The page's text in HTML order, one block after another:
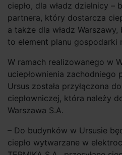
ciepło, dla władz dzielnicy –
partnera, który dostarcza
a także dla władz
to element planu gospodarki
W ramach realizowanego w
uciepłownienia zachodniego
Ursus została przyłączona
ciepłowniczej, która należy
Warszawa S.A.
– Do budynków w Ursusie
ciepło wytwarzane w